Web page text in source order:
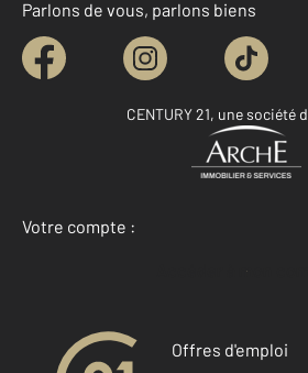
Parlons de vous, parlons biens
CENTURY 21, une société
Votre compte :
Accéder à mon
Offres d'emploi